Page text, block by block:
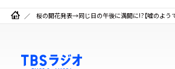
桜の開花発表→同じ日の午後に満開に!?【嘘のよう